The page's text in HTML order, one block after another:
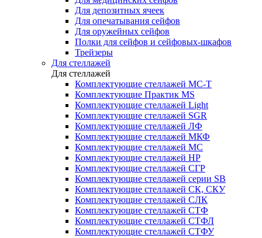
Для депозитных ячеек
Для опечатывания сейфов
Для оружейных сейфов
Полки для сейфов и сейфовых-шкафов
Трейзеры
Для стеллажей
Для стеллажей
Комплектующие стеллажей МС-Т
Комплектующие Практик MS
Комплектующие стеллажей Light
Комплектующие стеллажей SGR
Комплектующие стеллажей ЛФ
Комплектующие стеллажей МКФ
Комплектующие стеллажей МС
Комплектующие стеллажей НР
Комплектующие стеллажей СГР
Комплектующие стеллажей серии SB
Комплектующие стеллажей СК, СКУ
Комплектующие стеллажей СЛК
Комплектующие стеллажей СТФ
Комплектующие стеллажей СТФЛ
Комплектующие стеллажей СТФУ